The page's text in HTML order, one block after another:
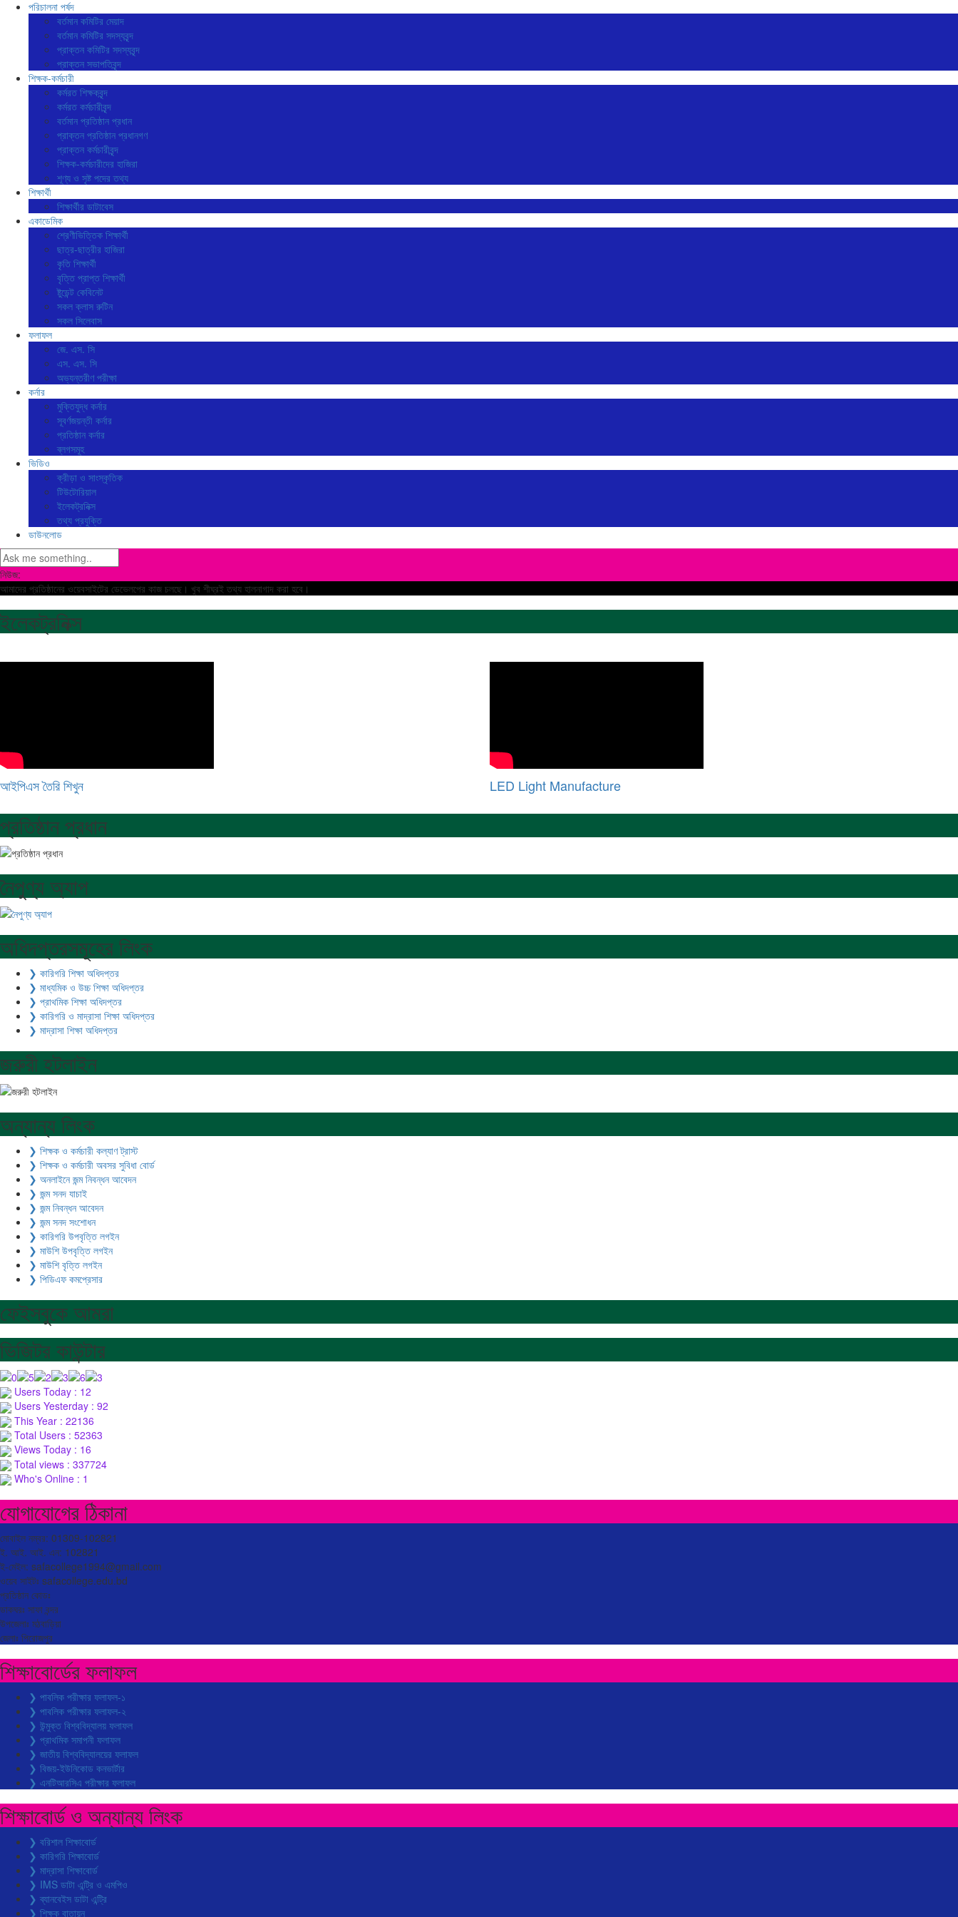
পরিচালনা পর্ষদ
বর্তমান কমিটির মেয়াদ
বর্তমান কমিটির সদস্যবৃন্দ
প্রাক্তন কমিটির সদস্যবৃন্দ
প্রাক্তন সভাপতিবৃন্দ
শিক্ষক-কর্মচারী
কর্মরত শিক্ষকবৃন্দ
কর্মরত কর্মচারীবৃন্দ
বর্তমান প্রতিষ্ঠান প্রধান
প্রাক্তন প্রতিষ্ঠান প্রধানগণ
প্রাক্তন কর্মচারীবৃন্দ
শিক্ষক-কর্মচারীদের হাজিরা
শূণ্য ও সৃষ্ট পদের তথ্য
শিক্ষার্থী
শিক্ষার্থীর ডাটাবেস
একাডেমিক
শ্রেণীভিত্তিক শিক্ষার্থী
ছাত্র-ছাত্রীর হাজিরা
কৃতি শিক্ষার্থী
বৃত্তি প্রাপ্ত শিক্ষার্থী
ষ্টুডেন্ট কেবিনেট
সকল ক্লাস রুটিন
সকল সিলেবাস
ফলাফল
জে. এস. সি
এস. এস. সি
অভ্যন্তরীণ পরীক্ষা
কর্নার
মুক্তিযুদ্ধ কর্নার
সূবর্ণজয়ন্তী কর্নার
প্রতিষ্ঠান কর্নার
ব্লগসমূহ
ভিডিও
ক্রীড়া ও সাংস্কৃতিক
টিউটোরিয়াল
ইলেকট্রনিক্স
তথ্য প্রযুক্তি
ডাউনলোড
নিউজ:
আমাদের প্রতিষ্ঠানের ওয়েবসাইটের ডেভেলপের কাজ চলছে। খুব শীঘ্রই তথ্য হালনাগাদ করা হবে।
ইলেকট্রনিক্স
আইপিএস তৈরি শিখুন LED Light Manufacture
প্রতিষ্ঠান প্রধান
নৈপুণ্য অ্যাপ
অধিদপ্তরসমূহের লিংক
❯ কারিগরি শিক্ষা অধিদপ্তর
❯ মাধ্যমিক ও উচ্চ শিক্ষা অধিদপ্তর
❯ প্রাথমিক শিক্ষা অধিদপ্তর
❯ কারিগরি ও মাদ্রাসা শিক্ষা অধিদপ্তর
❯ মাদ্রাসা শিক্ষা অধিদপ্তর
জরুরী হটলাইন
অন্যান্য লিংক
❯ শিক্ষক ও কর্মচারী কল্যাণ ট্রাস্ট
❯ শিক্ষক ও কর্মচারী অবসর সুবিধা বোর্ড
❯ অনলাইনে জন্ম নিবন্ধন আবেদন
❯ জন্ম সনদ যাচাই
❯ জন্ম নিবন্ধন আবেদন
❯ জন্ম সনদ সংশোধন
❯ কারিগরি উপবৃত্তি লগইন
❯ মাউশি উপবৃত্তি লগইন
❯ মাউশি বৃত্তি লগইন
❯ পিডিএফ কমপ্রেসার
ফেইসবুকে আমরা
ভিজিটর কাউন্টার
Users Today : 12
Users Yesterday : 92
This Year : 22136
Total Users : 52363
Views Today : 16
Total views : 337724
Who's Online : 1
যোগাযোগের ঠিকানা
মোবাইল নম্বর: 01309-102821
ই. আই. আই. এন: 102821
ই-মেইল: safacollege1994@gmail.com
ওয়েব সাইটঃ safacollege.edu.bd
প্রতিষ্ঠান কোডঃ
ডাকঘরঃ সাফা বন্দর
উপজেলাঃ মঠবাড়িয়া
জেলাঃ পিরোজপুর
শিক্ষাবোর্ডের ফলাফল
❯ পাবলিক পরীক্ষার ফলাফল-১
❯ পাবলিক পরীক্ষার ফলাফল-২
❯ উন্মুক্ত বিশ্ববিদ্যালয় ফলাফল
❯ প্রাথমিক সমাপনী ফলাফল
❯ জাতীয় বিশ্ববিদ্যালয়ের ফলাফল
❯ বিজয়-ইউনিকোড কনভার্টার
❯ এনটিআরসিএ পরীক্ষার ফলাফল
শিক্ষাবোর্ড ও অন্যান্য লিংক
❯ বরিশাল শিক্ষাবোর্ড
❯ কারিগরি শিক্ষাবোর্ড
❯ মাদ্রাসা শিক্ষাবোর্ড
❯ IMS ডাটা এন্ট্রি ও এমপিও
❯ ব্যানবেইস ডাটা এন্ট্রি
❯ শিক্ষক বাতায়ন